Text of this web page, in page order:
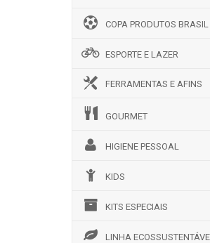
COPA PRODUTOS BRASIL
ESPORTE E LAZER
FERRAMENTAS E AFINS
GOURMET
HIGIENE PESSOAL
KIDS
KITS ESPECIAIS
LINHA